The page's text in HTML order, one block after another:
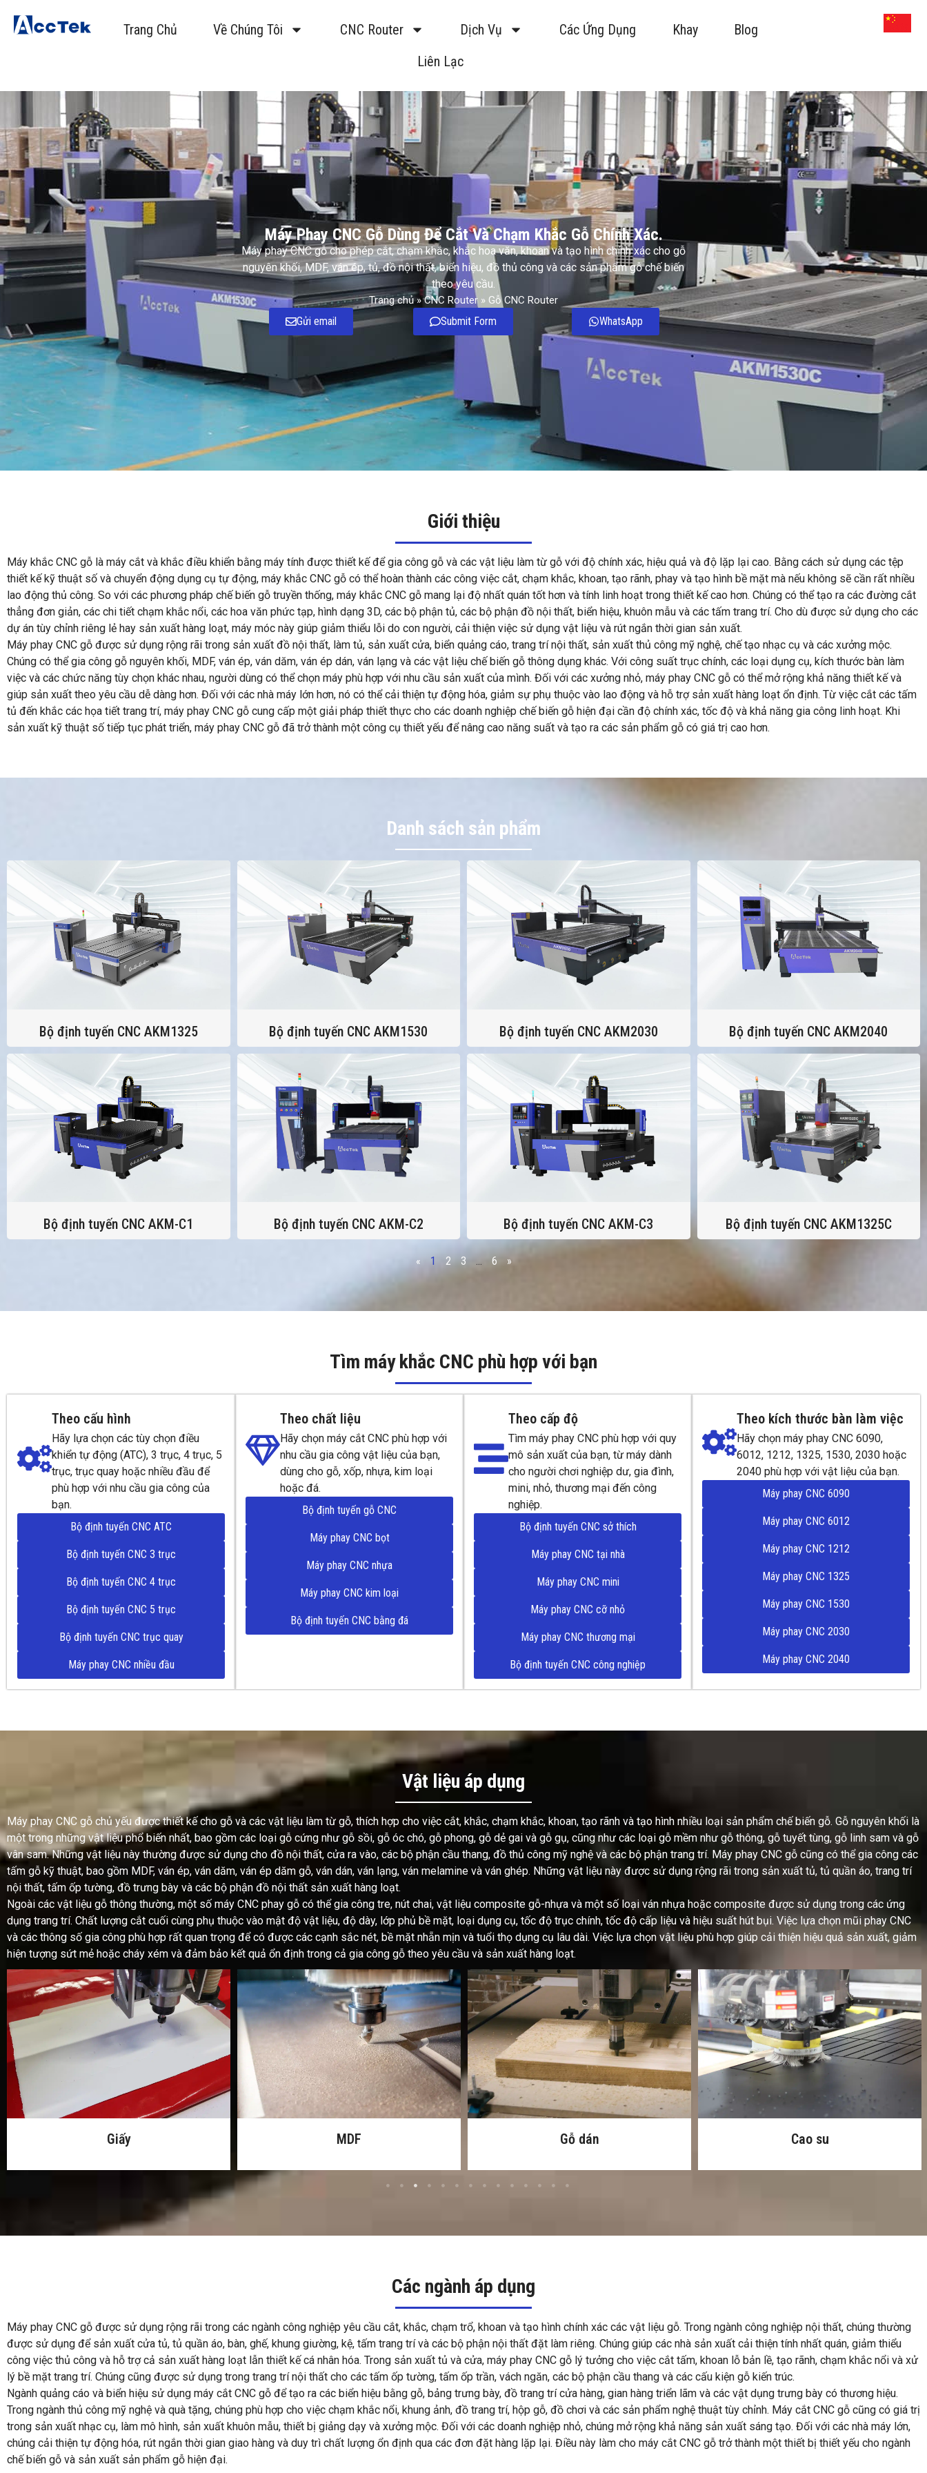
Trang Chủ Về Chúng Tôi CNC Router Dịch Vụ Các Ứng Dụng Khay
Blog
Liên Lạc
Máy Phay CNC Gỗ Dùng Để Cắt Và Chạm Khắc Gỗ Chính Xác.
Máy phay CNC gỗ cho phép cắt, chạm khắc, khắc hoa văn, khoan và tạo hình chính xác cho gỗ
nguyên khối, MDF, ván ép, tủ, đồ nội thất, biển hiệu, đồ thủ công và các sản phẩm gỗ chế biến
theo yêu cầu.
Trang chủ»CNC Router » Gỗ CNC Router
Gửi email Submit Form WhatsApp
Giới thiệu
Máy khắc CNC gỗ là máy cắt và khắc điều khiển bằng máy tính được thiết kế để gia công gỗ và các vật liệu làm từ gỗ với độ chính xác, hiệu quả và độ lặp lại cao. Bằng cách sử dụng các tệp
thiết kế kỹ thuật số và chuyển động dụng cụ tự động, máy khắc CNC gỗ có thể hoàn thành các công việc cắt, chạm khắc, khoan, tạo rãnh, phay và tạo hình bề mặt mà nếu không sẽ cần rất nhiều
lao động thủ công. So với các phương pháp chế biến gỗ truyền thống, máy khắc CNC gỗ mang lại độ nhất quán tốt hơn và tính linh hoạt trong thiết kế cao hơn. Chúng có thể tạo ra các đường cắt
thẳng đơn giản, các chi tiết chạm khắc nổi, các hoa văn phức tạp, hình dạng 3D, các bộ phận tủ, các bộ phận đồ nội thất, biển hiệu, khuôn mẫu và các tấm trang trí. Cho dù được sử dụng cho các
dự án tùy chỉnh riêng lẻ hay sản xuất hàng loạt, máy móc này giúp giảm thiểu lỗi do con người, cải thiện việc sử dụng vật liệu và rút ngắn thời gian sản xuất.
Máy phay CNC gỗ được sử dụng rộng rãi trong sản xuất đồ nội thất, làm tủ, sản xuất cửa, biển quảng cáo, trang trí nội thất, sản xuất thủ công mỹ nghệ, chế tạo nhạc cụ và các xưởng mộc.
Chúng có thể gia công gỗ nguyên khối, MDF, ván ép, ván dăm, ván ép dán, ván lạng và các vật liệu chế biến gỗ thông dụng khác. Với công suất trục chính, các loại dụng cụ, kích thước bàn làm
việc và các chức năng tùy chọn khác nhau, người dùng có thể chọn máy phù hợp với nhu cầu sản xuất của mình. Đối với các xưởng nhỏ, máy phay CNC gỗ có thể mở rộng khả năng thiết kế và
giúp sản xuất theo yêu cầu dễ dàng hơn. Đối với các nhà máy lớn hơn, nó có thể cải thiện tự động hóa, giảm sự phụ thuộc vào lao động và hỗ trợ sản xuất hàng loạt ổn định. Từ việc cắt các tấm
tủ đến khắc các họa tiết trang trí, máy phay CNC gỗ cung cấp một giải pháp thiết thực cho các doanh nghiệp chế biến gỗ hiện đại cần độ chính xác, tốc độ và khả năng gia công linh hoạt. Khi
sản xuất kỹ thuật số tiếp tục phát triển, máy phay CNC gỗ đã trở thành một công cụ thiết yếu để nâng cao năng suất và tạo ra các sản phẩm gỗ có giá trị cao hơn.
Danh sách sản phẩm
Bộ định tuyến CNC AKM1325 Bộ định tuyến CNC AKM1530 Bộ định tuyến CNC AKM2030 Bộ định tuyến CNC AKM2040
Bộ định tuyến CNC AKM-C1 Bộ định tuyến CNC AKM-C2 Bộ định tuyến CNC AKM-C3 Bộ định tuyến CNC AKM1325C
« 1 2 3 ... 6 »
Tìm máy khắc CNC phù hợp với bạn
Theo cấu hình
Hãy lựa chọn các tùy chọn điều
khiển tự động (ATC), 3 trục, 4 trục, 5
trục, trục quay hoặc nhiều đầu để
phù hợp với nhu cầu gia công của
bạn.
Bộ định tuyến CNC ATC
Bộ định tuyến CNC 3 trục
Bộ định tuyến CNC 4 trục
Bộ định tuyến CNC 5 trục
Bộ định tuyến CNC trục quay
Máy phay CNC nhiều đầu
Theo chất liệu
Hãy chọn máy cắt CNC phù hợp với
nhu cầu gia công vật liệu của bạn,
dùng cho gỗ, xốp, nhựa, kim loại
hoặc đá.
Bộ định tuyến gỗ CNC
Máy phay CNC bọt
Máy phay CNC nhựa
Máy phay CNC kim loại
Bộ định tuyến CNC bằng đá
Theo cấp độ
Tìm máy phay CNC phù hợp với quy
mô sản xuất của bạn, từ máy dành
cho người chơi nghiệp dư, gia đình,
mini, nhỏ, thương mại đến công
nghiệp.
Bộ định tuyến CNC sở thích
Máy phay CNC tại nhà
Máy phay CNC mini
Máy phay CNC cỡ nhỏ
Máy phay CNC thương mại
Bộ định tuyến CNC công nghiệp
Theo kích thước bàn làm việc
Hãy chọn máy phay CNC 6090,
6012, 1212, 1325, 1530, 2030 hoặc
2040 phù hợp với vật liệu của bạn.
Máy phay CNC 6090
Máy phay CNC 6012
Máy phay CNC 1212
Máy phay CNC 1325
Máy phay CNC 1530
Máy phay CNC 2030
Máy phay CNC 2040
Vật liệu áp dụng
Máy phay CNC gỗ chủ yếu được thiết kế cho gỗ và các vật liệu làm từ gỗ, thích hợp cho việc cắt, khắc, chạm khắc, khoan, tạo rãnh và tạo hình nhiều loại sản phẩm chế biến gỗ. Gỗ nguyên khối là
một trong những vật liệu phổ biến nhất, bao gồm các loại gỗ cứng như gỗ sồi, gỗ óc chó, gỗ phong, gỗ dẻ gai và gỗ gụ, cũng như các loại gỗ mềm như gỗ thông, gỗ tuyết tùng, gỗ linh sam và gỗ
vân sam. Những vật liệu này thường được sử dụng cho đồ nội thất, cửa ra vào, các bộ phận cầu thang, đồ thủ công mỹ nghệ và các bộ phận trang trí. Máy phay CNC gỗ cũng có thể gia công các
tấm gỗ kỹ thuật, bao gồm MDF, ván ép, ván dăm, ván ép dăm gỗ, ván dán, ván lạng, ván melamine và ván ghép. Những vật liệu này được sử dụng rộng rãi trong sản xuất tủ, tủ quần áo, trang trí
nội thất, tấm ốp tường, đồ trưng bày và các bộ phận đồ nội thất sản xuất hàng loạt.
Ngoài các vật liệu gỗ thông thường, một số máy CNC phay gỗ có thể gia công tre, nút chai, vật liệu composite gỗ-nhựa và một số loại ván nhựa hoặc composite được sử dụng trong các ứng
dụng trang trí. Chất lượng cắt cuối cùng phụ thuộc vào mật độ vật liệu, độ dày, lớp phủ bề mặt, loại dụng cụ, tốc độ trục chính, tốc độ cấp liệu và hiệu suất hút bụi. Việc lựa chọn mũi phay CNC
và các thông số gia công phù hợp rất quan trọng để có được các cạnh sắc nét, bề mặt nhẵn mịn và tuổi thọ dụng cụ lâu dài. Việc lựa chọn vật liệu phù hợp giúp cải thiện hiệu quả sản xuất, giảm
hiện tượng sứt mẻ hoặc cháy xém và đảm bảo kết quả ổn định trong cả gia công gỗ theo yêu cầu và sản xuất hàng loạt.
MDF Gỗ dán Cao su Da
Các ngành áp dụng
Máy phay CNC gỗ được sử dụng rộng rãi trong các ngành công nghiệp yêu cầu cắt, khắc, chạm trổ, khoan và tạo hình chính xác các vật liệu gỗ. Trong ngành công nghiệp nội thất, chúng thường
được sử dụng để sản xuất cửa tủ, tủ quần áo, bàn, ghế, khung giường, kệ, tấm trang trí và các bộ phận nội thất đặt làm riêng. Chúng giúp các nhà sản xuất cải thiện tính nhất quán, giảm thiểu
công việc thủ công và hỗ trợ cả sản xuất hàng loạt lẫn thiết kế cá nhân hóa. Trong sản xuất tủ và cửa, máy phay CNC gỗ lý tưởng cho việc cắt tấm, khoan lỗ bản lề, tạo rãnh, chạm khắc nổi và xử
lý bề mặt trang trí. Chúng cũng được sử dụng trong trang trí nội thất cho các tấm ốp tường, tấm ốp trần, vách ngăn, các bộ phận cầu thang và các cấu kiện gỗ kiến ​​trúc.
Ngành quảng cáo và biển hiệu sử dụng máy cắt CNC gỗ để tạo ra các biển hiệu bằng gỗ, bảng trưng bày, đồ trang trí cửa hàng, gian hàng triển lãm và các vật dụng trưng bày có thương hiệu.
Trong ngành thủ công mỹ nghệ và quà tặng, chúng phù hợp cho việc chạm khắc nổi, khung ảnh, đồ trang trí, hộp gỗ, đồ chơi và các sản phẩm nghệ thuật tùy chỉnh. Máy cắt CNC gỗ cũng có giá trị
trong sản xuất nhạc cụ, làm mô hình, sản xuất khuôn mẫu, thiết bị giảng dạy và xưởng mộc. Đối với các doanh nghiệp nhỏ, chúng mở rộng khả năng sản xuất sáng tạo. Đối với các nhà máy lớn,
chúng cải thiện tự động hóa, rút ​​ngắn thời gian giao hàng và duy trì chất lượng ổn định qua các đơn đặt hàng lặp lại. Điều này làm cho máy cắt CNC gỗ trở thành một thiết bị thiết yếu cho ngành
chế biến gỗ và sản xuất sản phẩm gỗ hiện đại.